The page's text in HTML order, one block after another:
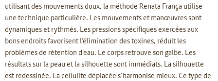
utilisant des mouvements doux, la méthode Renata França utilise
une technique particulière. Les mouvements et manœuvres sont
dynamiques et rythmés. Les pressions spécifiques exercées aux
bons endroits favorisent l’élimination des toxines, réduit les
problèmes de rétention d’eau. Le corps retrouve son galbe. Les
résultats sur la peau et la silhouette sont immédiats. La silhouette
est redessinée. La cellulite déplacée s’harmonise mieux. Ce type de